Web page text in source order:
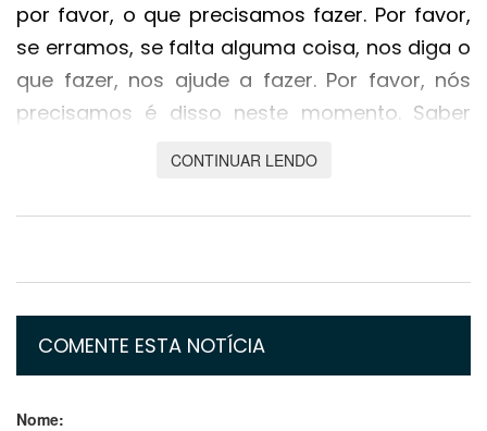
por favor, o que precisamos fazer. Por favor,
se erramos, se falta alguma coisa, nos diga o
que fazer, nos ajude a fazer. Por favor, nós
precisamos é disso neste momento. Saber
país", suplicou o governador.
Mato Grosso faz parte, e do Consórcio
acesso ao imunizante.
CONTINUAR LENDO
COMENTE ESTA NOTÍCIA
Nome: